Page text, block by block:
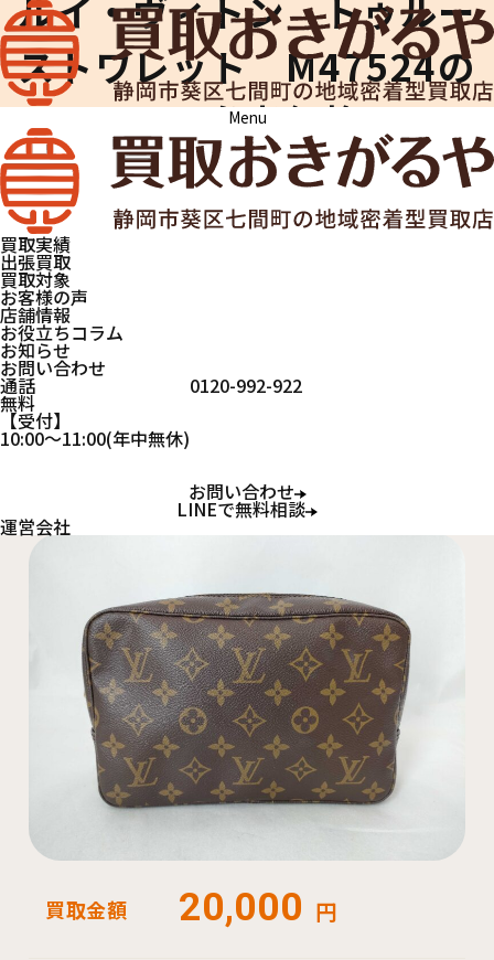
Menu
買取実績
出張買取
買取対象
お客様の声
店舗情報
お役立ちコラム
お知らせ
お問い合わせ
通話
無料
0120-992-922
受付
10:00～11:00(年中無休)
お問い合わせ
LINEで無料相談
運営会社
ストワレット M47524の
買取参考価格
買取おきがるや 買取実績
ルイ・ヴィトン
レット M47524
ブランド品
ルイ・ヴィトン トゥルース
トワレット M47524の買取
買取金額 20,000 円